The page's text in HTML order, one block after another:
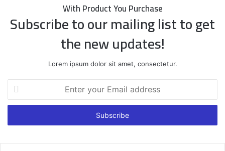
With Product You Purchase
Subscribe to our mailing list to get
the new updates!
Lorem ipsum dolor sit amet, consectetur.
your
Email